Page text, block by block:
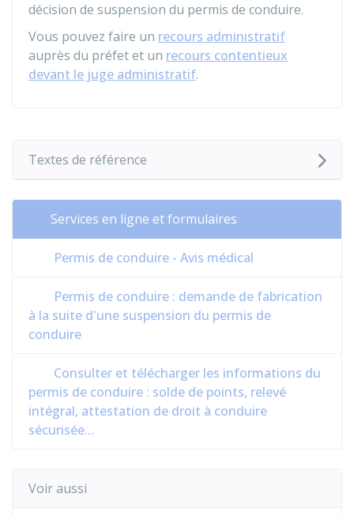
décision de suspension du permis de conduire.
Vous pouvez faire un recours administratif
auprès du préfet et un recours contentieux
devant le juge administratif.
Textes de référence
Services en ligne et formulaires
Permis de conduire - Avis médical
Permis de conduire : demande de fabrication
à la suite d'une suspension du permis de
conduire
Consulter et télécharger les informations du
permis de conduire : solde de points, relevé
intégral, attestation de droit à conduire
sécurisée...
Voir aussi